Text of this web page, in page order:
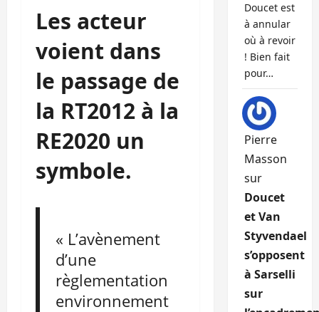
Les acteur
voient dans
le passage de
la RT2012 à la
RE2020 un
symbole.
« L’avènement
d’une
règlementation
environnement
Doucet est
à annular
où à revoir
! Bien fait
pour…
Pierre
Masson
sur
Doucet
et Van
Styvendael
s’opposent
à Sarselli
sur